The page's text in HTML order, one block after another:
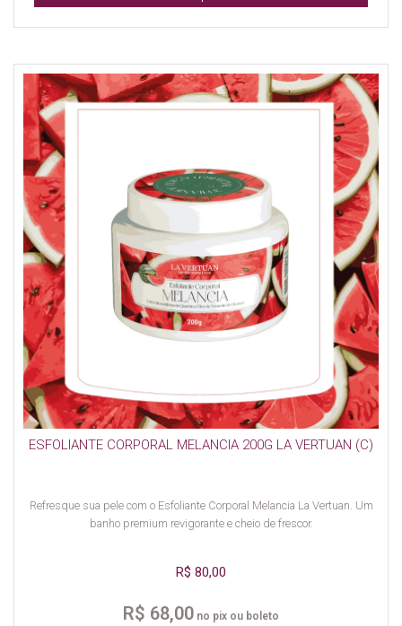
ESFOLIANTE CORPORAL MELANCIA 200G LA VERTUAN (C)
Refresque sua pele com o Esfoliante Corporal Melancia La Vertuan. Um
banho premium revigorante e cheio de frescor.
R$ 80,00
R$ 68,00 no pix ou boleto